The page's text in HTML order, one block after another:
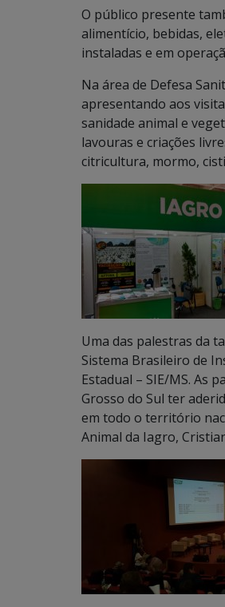
O público presente
alimentício, bebidas,
instaladas e em
Na área de Defesa
apresentando aos
sanidade animal e
lavouras e criações
citricultura, mormo,
Uma das palestras da
Sistema Brasileiro de
Estadual – SIE/MS. As
Grosso do Sul ter
em todo o território
Animal da Iagro,